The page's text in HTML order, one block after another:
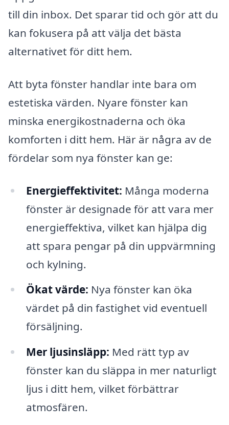
till din inbox. Det sparar tid och gör att du
kan fokusera på att välja det bästa
alternativet för ditt hem.
Att byta fönster handlar inte bara om
estetiska värden. Nyare fönster kan
minska energikostnaderna och öka
komforten i ditt hem. Här är några av de
fördelar som nya fönster kan ge:
Energieffektivitet: Många moderna
fönster är designade för att vara mer
energieffektiva, vilket kan hjälpa dig
att spara pengar på din uppvärmning
och kylning.
Ökat värde: Nya fönster kan öka
värdet på din fastighet vid eventuell
försäljning.
Mer ljusinsläpp: Med rätt typ av
fönster kan du släppa in mer naturligt
ljus i ditt hem, vilket förbättrar
atmosfären.